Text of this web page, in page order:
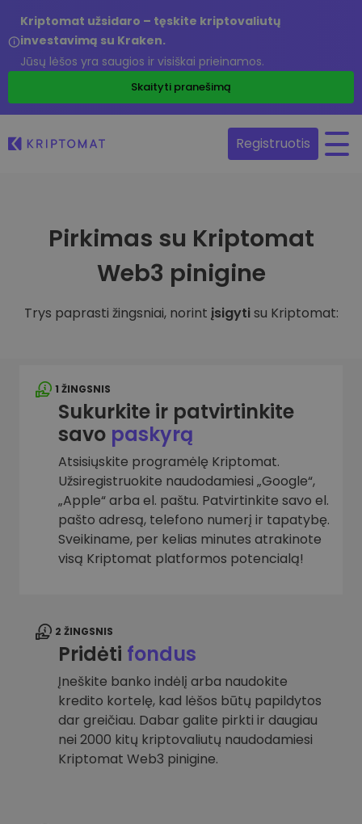
Kriptomat užsidaro – tęskite kriptovaliutų
investavimą su Kraken.
Jūsų lėšos yra saugios ir visiškai prieinamos.
Skaityti pranešimą
Registruotis
Pirkimas su Kriptomat
Web3 pinigine
Trys paprasti žingsniai, norint įsigytisu Kriptomat:
1 ŽINGSNIS
Sukurkite ir patvirtinkite
savo paskyrą
Atsisiųskite programėlę Kriptomat.
Užsiregistruokite naudodamiesi „Google“,
„Apple“ arba el. paštu. Patvirtinkite savo el.
pašto adresą, telefono numerį ir tapatybę.
Sveikiname, per kelias minutes atrakinote
visą Kriptomat platformos potencialą!
2 ŽINGSNIS
Pridėti fondus
Įneškite banko indėlį arba naudokite
kredito kortelę, kad lėšos būtų papildytos
dar greičiau. Dabar galite pirkti ir daugiau
nei 2000 kitų kriptovaliutų naudodamiesi
Kriptomat Web3 pinigine.